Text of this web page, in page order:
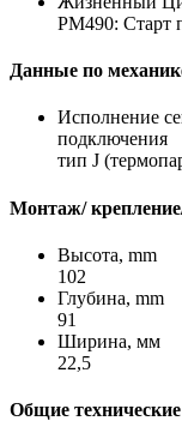
PM490: Старт
Данные по
Исполнение
подключения
тип J
Монтаж/
Высота, mm
102
Глубина, mm
91
Ширина, мм
22,5
Общие